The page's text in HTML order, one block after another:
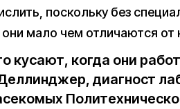
поскольку без
мало чем отличаются от
кусают, когда они
диагност